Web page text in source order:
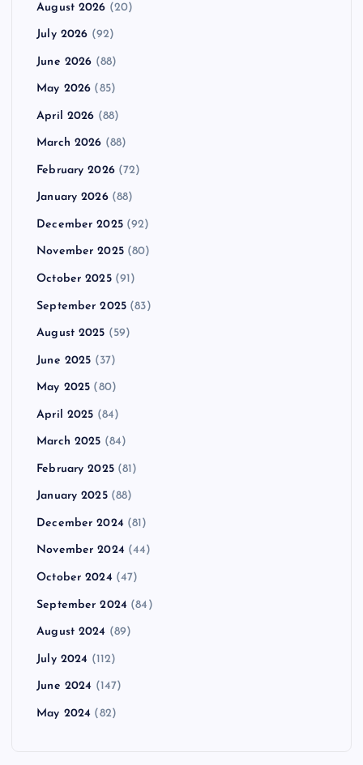
August 2026 (20)
July 2026 (92)
June 2026 (88)
May 2026 (85)
April 2026 (88)
March 2026 (88)
February 2026(72)
January 2026(88)
December 2025(92)
November 2025(80)
October 2025(91)
September 2025 (83)
August 2025 (59)
June 2025 (37)
May 2025 (80)
April 2025 (84)
March 2025 (84)
February 2025(81)
January 2025(88)
December 2024 (81)
November 2024 (44)
October 2024 (47)
September 2024 (84)
August 2024 (89)
July 2024 (112)
June 2024 (147)
May 2024 (82)